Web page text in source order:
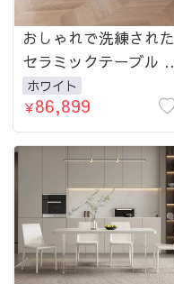
おしゃれで洗練された
セラミックテーブル -
スタイリッシュなイン
テリアに最適！ fjx-
2637-table
ホワイト
￥86,899